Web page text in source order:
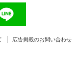
広告掲載のお問い合わせ